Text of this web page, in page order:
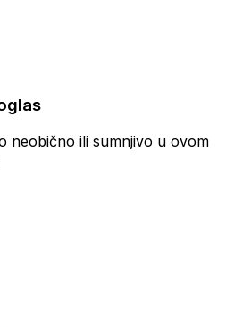
neobično ili sumnjivo u ovom